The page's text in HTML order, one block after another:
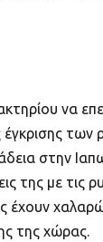
να
των
στην
της με τις
έχουν
της χώρας.